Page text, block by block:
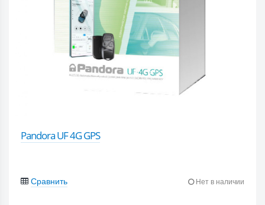
Pandora UF 4G GPS
Сравнить Нет в наличии